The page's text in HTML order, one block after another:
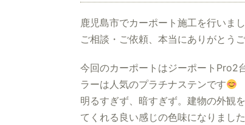
鹿児島市でカーポート施工を行いまし
ご相談・ご依頼、本当にありがとう
今回のカーポートはジーポートPro2台
ラーは人気のプラチナステンです
明るすぎず、暗すぎず。建物の外観
てくれる良い感じの色味になりました